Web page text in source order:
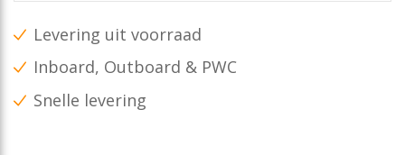
Levering uit voorraad
Inboard, Outboard & PWC
Snelle levering